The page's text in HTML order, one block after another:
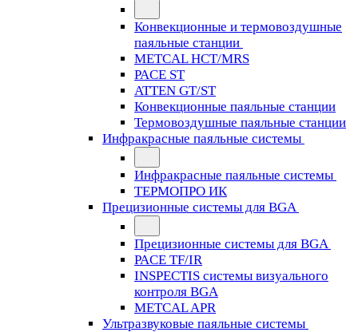
Конвекционные и термовоздушные
паяльные станции
METCAL HCT/MRS
PACE ST
ATTEN GT/ST
Конвекционные паяльные станции
Термовоздушные паяльные станции
Инфракрасные паяльные системы
Инфракрасные паяльные системы
ТЕРМОПРО ИК
Прецизионные системы для BGA
Прецизионные системы для BGA
PACE TF/IR
INSPECTIS системы визуального
контроля BGA
METCAL APR
Ультразвуковые паяльные системы